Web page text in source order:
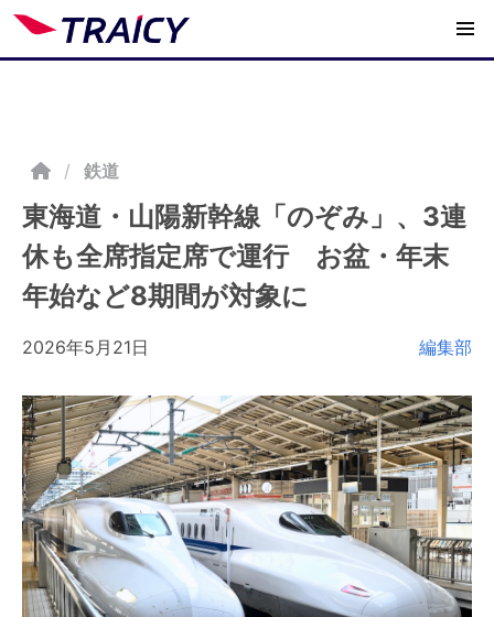
/ 鉄道
東海道・山陽新幹線「のぞみ」、3連
休も全席指定席で運行 お盆・年末
年始など8期間が対象に
2026年5月21日 編集部